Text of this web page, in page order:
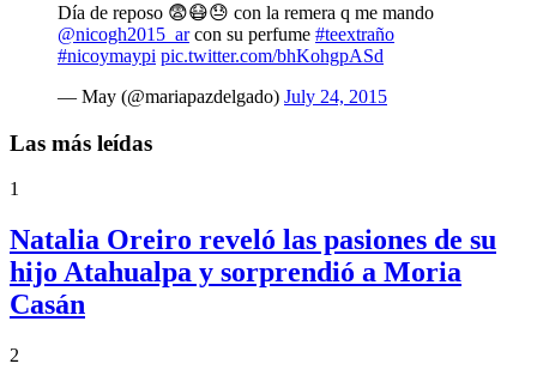
Día de reposo 😨😷😓 con la remera q me mando
@nicogh2015_arcon su perfume #teextraño
#nicoymaypi pic.twitter.com/bhKohgpASd
— May (@mariapazdelgado) July 24, 2015
Las más leídas
1
Natalia Oreiro reveló las pasiones de su
hijo Atahualpa y sorprendió a Moria
Casán
2